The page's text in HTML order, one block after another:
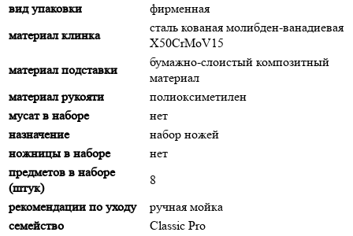
вид упаковки
фирменная
материал клинка
сталь кованая молибден-ванадиевая
X50CrMoV15
материал подставки
бумажно-слоистый композитный
материал
материал рукояти
полиоксиметилен
мусат в наборе
нет
назначение
набор ножей
ножницы в наборе
нет
предметов в наборе
(штук)
8
рекомендации по уходу
ручная мойка
семейство
Classic Pro